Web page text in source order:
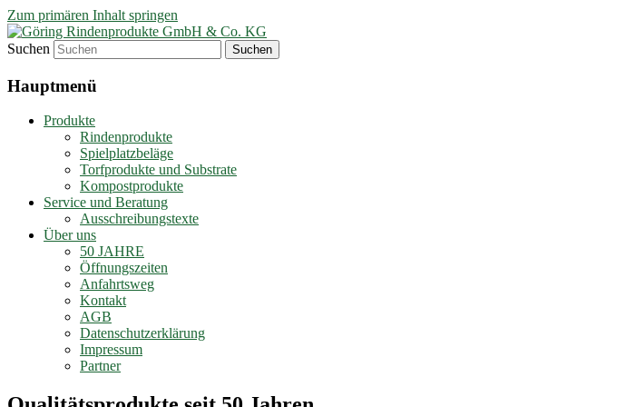
Zum primären Inhalt springen
Göring Rindenprodukte GmbH & Co. KG
Biologische Rohstoffe aus dem Münsterland
Suchen
Hauptmenü
Produkte
Rindenprodukte
Spielplatzbeläge
Torfprodukte und Substrate
Kompostprodukte
Service und Beratung
Ausschreibungstexte
Über uns
50 JAHRE
Öffnungszeiten
Anfahrtsweg
Kontakt
AGB
Datenschutzerklärung
Impressum
Partner